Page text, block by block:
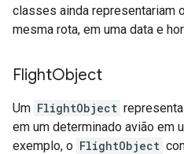
classes ainda representariam
mesma rota, em uma data e
FlightObject
Um FlightObject
em um determinado avião em
exemplo, o FlightObject